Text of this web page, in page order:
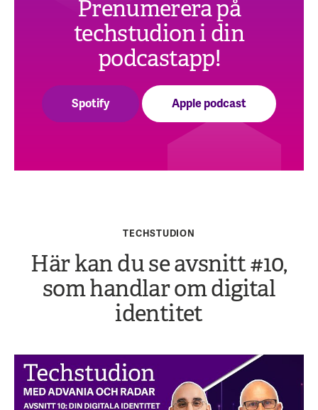
Prenumerera på
techstudion i din
podcastapp!
Spotify Apple podcast
TECHSTUDION
Här kan du se avsnitt #10,
som handlar om digital
identitet